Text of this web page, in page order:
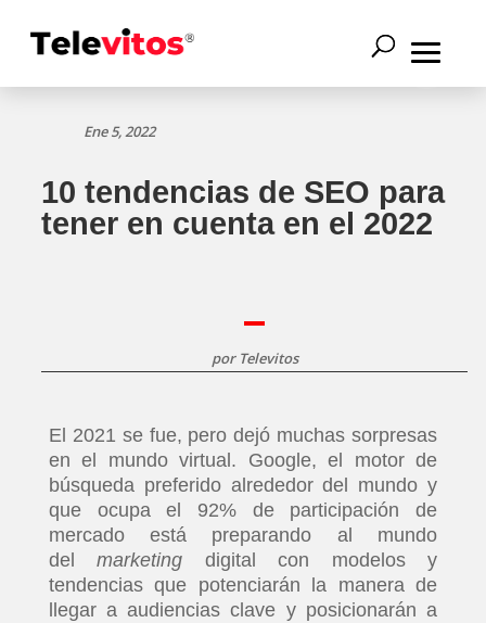
Ene 5, 2022
10 tendencias de SEO para
tener en cuenta en el 2022
por Televitos
El 2021 se fue, pero dejó muchas sorpresas
en el mundo virtual. Google, el motor de
búsqueda preferido alrededor del mundo y
que ocupa el 92% de participación de
mercado está preparando al mundo
delmarketing digital con modelos y
tendencias que potenciarán la manera de
llegar a audiencias clave y posicionarán a